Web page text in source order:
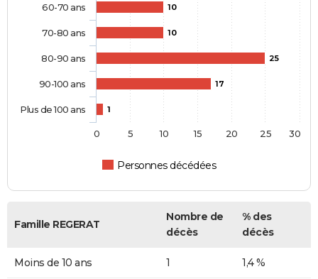
10
10
25
17
1
Personnes décédées
60-70 ans
70-80 ans
80-90 ans
90-100 ans
Plus de 100 ans
0 5 10 15 20 25 30
Famille REGERAT
Nombre de
décès
% des
décès
Moins de 10 ans 1 1,4 %